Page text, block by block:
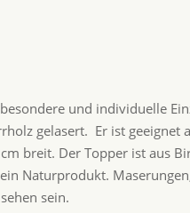
und individuelle
gelasert. Er ist geeignet
breit. Der Topper ist aus
Naturprodukt.
sein.